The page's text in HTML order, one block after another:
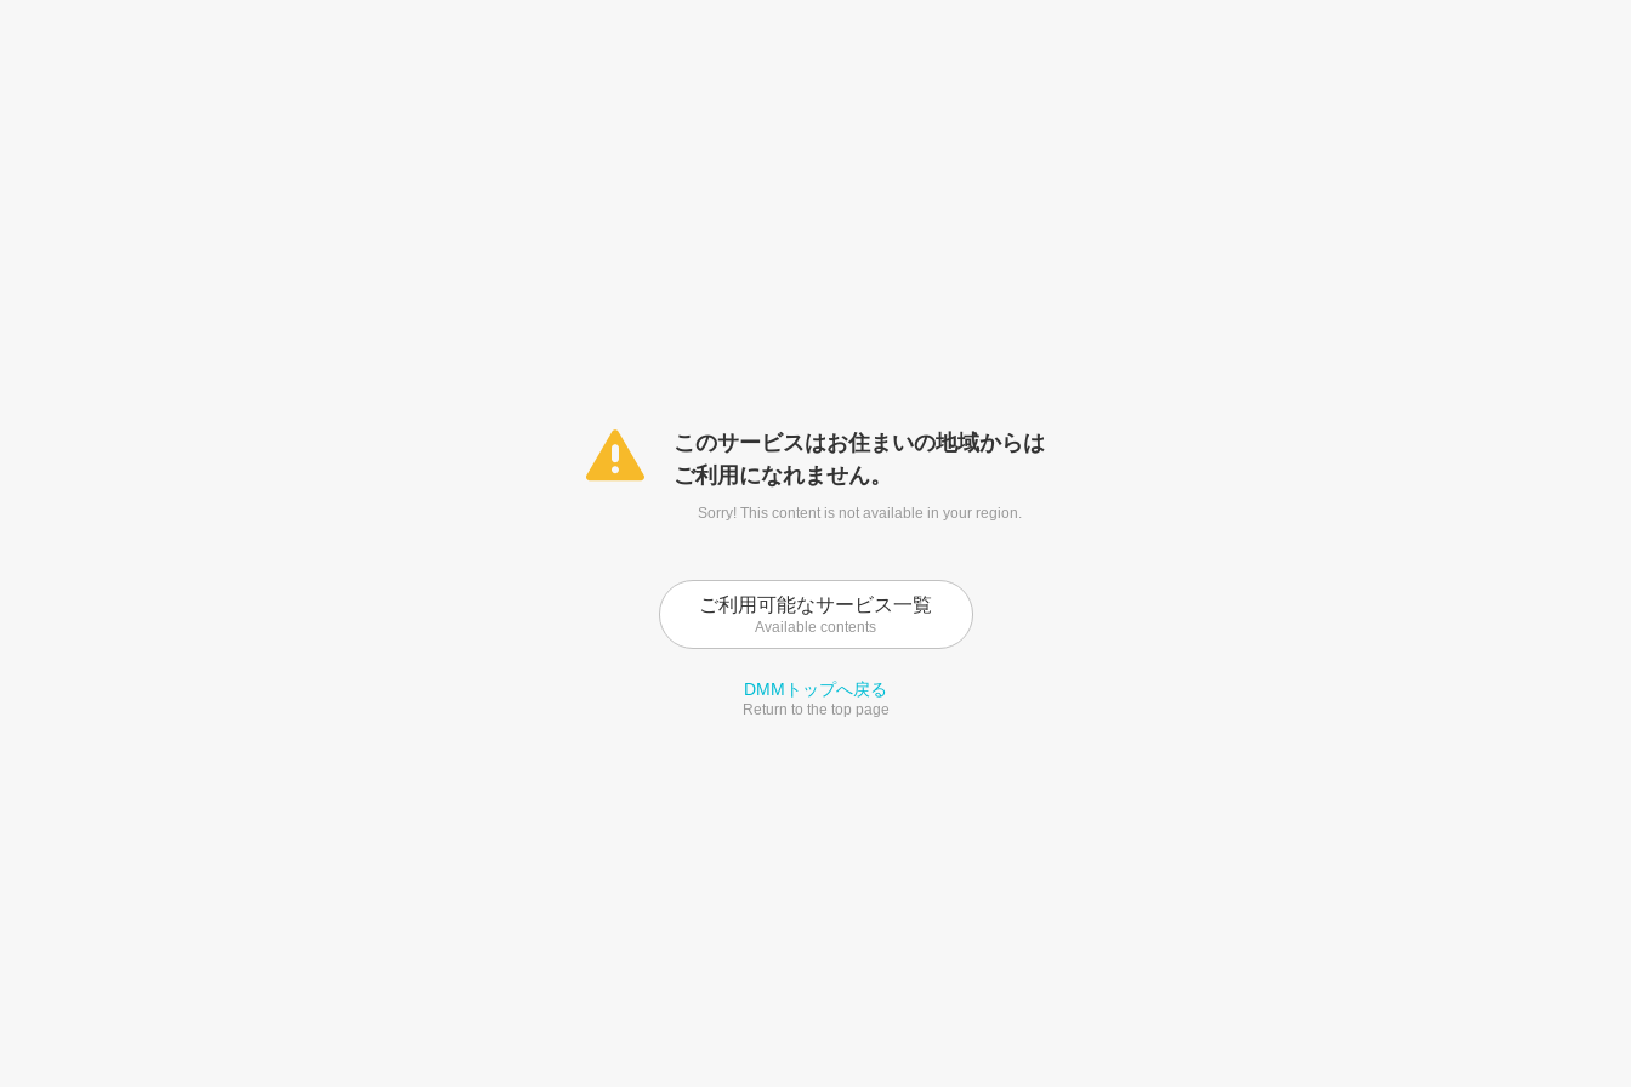
このサービスはお住まいの地域からは
ご利用になれません。
Sorry! This content is not available in your region.
ご利用可能なサービス一覧
Available contents
DMMトップへ戻る
Return to the top page